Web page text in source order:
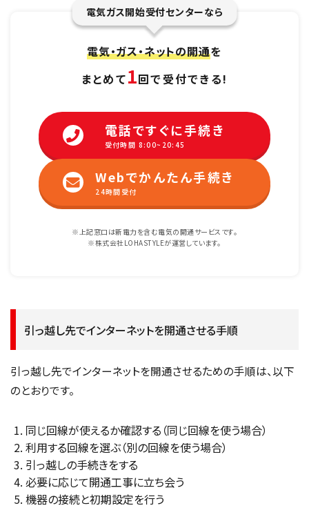
電気ガス開始受付センターなら
電気・ガス・ネットの開通を
まとめて1回で受付できる!
電話ですぐに手続き
受付時間 8:00~20:45
Webでかんたん手続き
24時間受付
※上記窓口は新電力を含む電気の開通サービスです。
※株式会社LOHASTYLEが運営しています。
引っ越し先でインターネットを開通させる手順
引っ越し先でインターネットを開通させるための手順は、以下
のとおりです。
同じ回線が使えるか確認する（同じ回線を使う場合）
利用する回線を選ぶ（別の回線を使う場合）
引っ越しの手続きをする
必要に応じて開通工事に立ち会う
機器の接続と初期設定を行う